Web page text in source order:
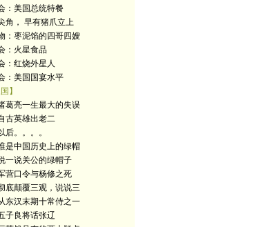
：美国总统特餐
角， 早有猪爪立上
：枣泥馅的四哥四嫂
：火星食品
：红烧外星人
：美国国宴水平
】
葛亮一生最大的失误
古英雄出老二
后。。。。
是中国历史上的绿帽
一说关公的绿帽子
营口令与杨修之死
底颠覆三观，说说三
东汉末期十常侍之一
子良将话张辽